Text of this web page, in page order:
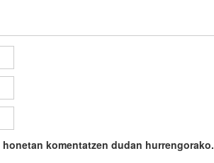
komentatzen dudan hurrengorako.